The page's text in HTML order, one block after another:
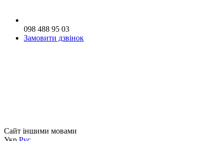
098 488 95 03
Замовити дзвінок
Сайт іншими мовами